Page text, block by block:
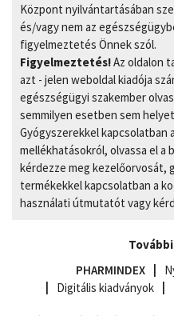
Központ nyilvántartásában
és/vagy nem az
figyelmeztetés Önnek szól.
Figyelmeztetés!Az oldalon
azt - jelen weboldal kiadója
egészségügyi szakember
semmilyen esetben sem
Gyógyszerekkel kapcsolatban
mellékhatásokról, olvassa el
kérdezze meg kezelőorvosát,
termékekkel kapcsolatban a
használati útmutatót vagy
PHARMINDEX
Digitális kiadványok